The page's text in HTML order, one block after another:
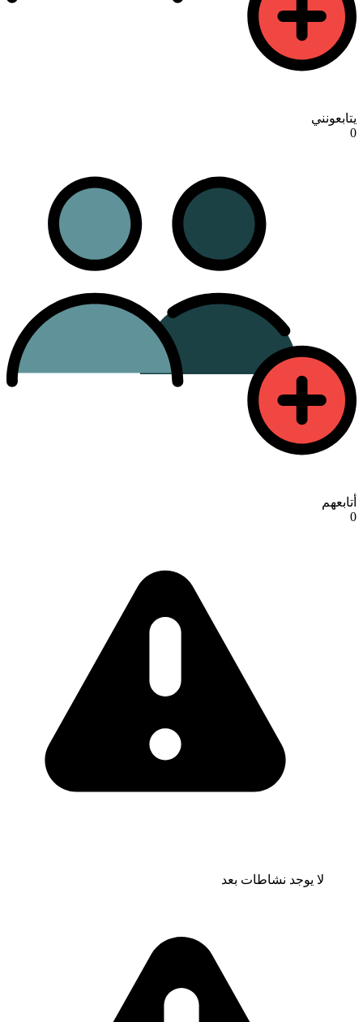
يتابعونني
0
أتابعهم
0
لا يوجد نشاطات بعد